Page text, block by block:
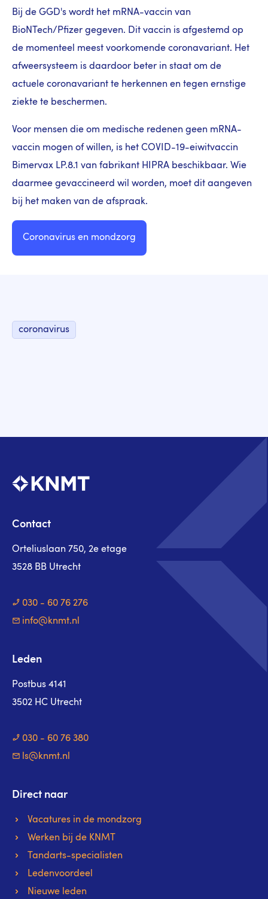
Bij de GGD's wordt het mRNA-vaccin van
BioNTech/Pfizer gegeven. Dit vaccin is afgestemd op
de momenteel meest voorkomende coronavariant. Het
afweersysteem is daardoor beter in staat om de
actuele coronavariant te herkennen en tegen ernstige
ziekte te beschermen.
Voor mensen die om medische redenen geen mRNA-
vaccin mogen of willen, is het COVID-19-eiwitvaccin
Bimervax LP.8.1 van fabrikant HIPRA beschikbaar. Wie
daarmee gevaccineerd wil worden, moet dit aangeven
bij het maken van de afspraak.
Coronavirus en mondzorg
coronavirus
Contact
Orteliuslaan 750, 2e etage
3528 BB Utrecht
030 - 60 76 276
info@knmt.nl
Leden
Postbus 4141
3502 HC Utrecht
030 - 60 76 380
ls@knmt.nl
Direct naar
Vacatures in de mondzorg
Werken bij de KNMT
Tandarts-specialisten
Ledenvoordeel
Nieuwe leden